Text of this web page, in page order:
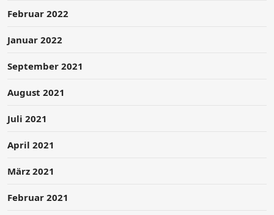
Februar 2022
Januar 2022
September 2021
August 2021
Juli 2021
April 2021
März 2021
Februar 2021